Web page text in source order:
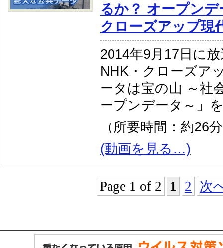
るか？ オープン
クローズアップ現
2014年9月17日に
NHK・クローズア
ータは宝の山 ～社
ープンデータ～」
（所要時間：約26
(動画を見る…)
Page 1 of 2 1 2 次